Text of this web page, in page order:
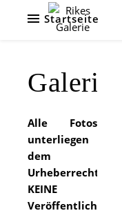
Startseite
Galerie
Alle Fotos
unterliegen
dem
Urheberrecht.
KEINE
Veröffentlichung